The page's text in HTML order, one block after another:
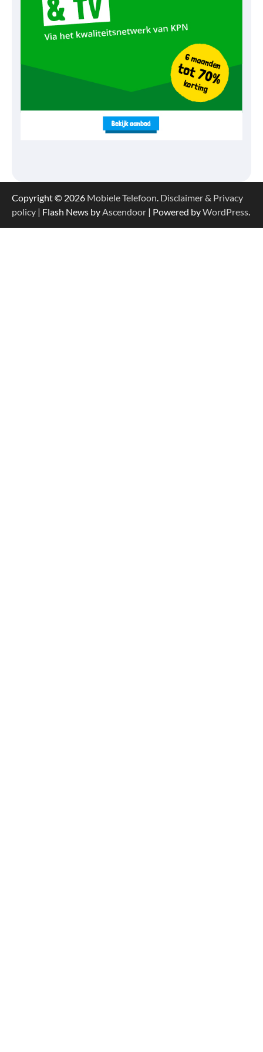
Copyright © 2026 Mobiele Telefoon Disclaimer & Privacy
policy | Flash News by Ascendoor | Powered byWordPress